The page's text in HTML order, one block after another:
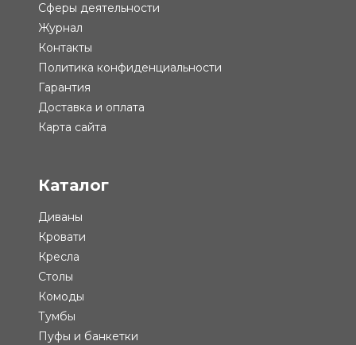
Сферы деятельности
Журнал
Контакты
Политика конфиденциальности
Гарантия
Доставка и оплата
Карта сайта
Каталог
Диваны
Кровати
Кресла
Столы
Комоды
Тумбы
Пуфы и банкетки